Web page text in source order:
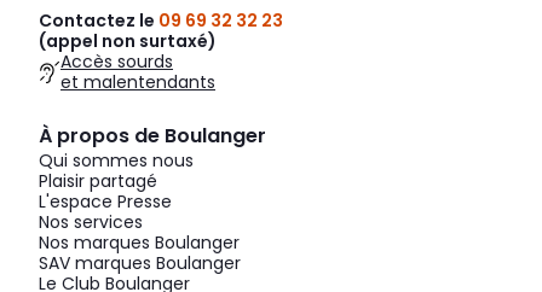
Contactez le 09 69 32 32 23
(appel non surtaxé)
Accès sourds
et malentendants
À propos de Boulanger
Qui sommes nous
Plaisir partagé
L'espace Presse
Nos services
Nos marques Boulanger
SAV marques Boulanger
Le Club Boulanger